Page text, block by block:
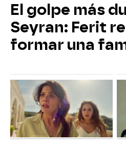
El golpe más
Seyran: Ferit
formar una